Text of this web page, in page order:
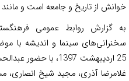
از تاریخ و جامعه است و مانند
گزارش روابط عمومی
سینما و اندیشه با
25 اردیبهشت 1397، با
آذری، مجید شیخ انصاری،